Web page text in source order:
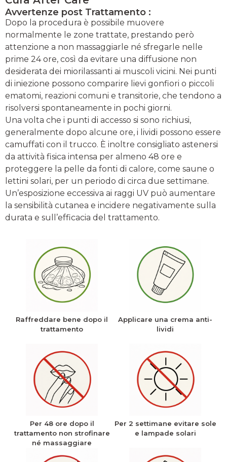
Avvertenze post Trattamento :
Dopo la procedura è possibile muovere
normalmente le zone trattate, prestando però
attenzione a non massaggiarle né sfregarle nelle
prime 24 ore, così da evitare una diffusione non
desiderata dei miorilassanti ai muscoli vicini. Nei punti
di iniezione possono comparire lievi gonfiori o piccoli
ematomi, reazioni comuni e transitorie, che tendono a
risolversi spontaneamente in pochi giorni.
Una volta che i punti di accesso si sono richiusi,
generalmente dopo alcune ore, i lividi possono essere
camuffati con il trucco. È inoltre consigliato astenersi
da attività fisica intensa per almeno 48 ore e
proteggere la pelle da fonti di calore, come saune o
lettini solari, per un periodo di circa due settimane.
Un’esposizione eccessiva ai raggi UV può aumentare
la sensibilità cutanea e incidere negativamente sulla
durata e sull’efficacia del trattamento.
Raffreddare bene dopo il
trattamento
Applicare una crema anti-
lividi
Per 48 ore dopo il
trattamento non strofinare
né massaggiare
Per 2 settimane evitare sole
e lampade solari